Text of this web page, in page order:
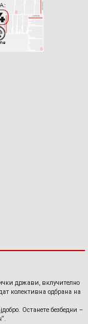
држави, вклучително
колективна одбрана на
Останете безбедни –